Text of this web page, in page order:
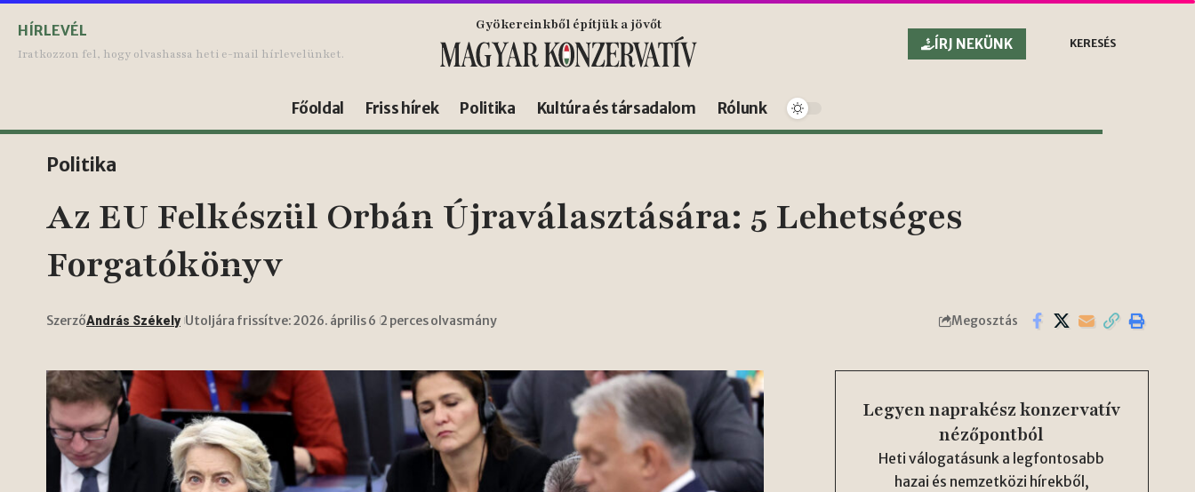
HÍRLEVÉL
Iratkozzon fel, hogy olvashassa heti e-mail hírlevelünket.
Gyökereinkből építjük a jövőt
ÍRJ NEKÜNK
KERESÉS
Főoldal Friss hírek Politika Kultúra és társadalom Rólunk
Politika
Az EU Felkészül Orbán Újraválasztására: 5 Lehetséges
Forgatókönyv
SzerzőAndrás Székely Utoljára frissítve: 2026. április 6 2 perces olvasmány Megosztás
Legyen naprakész konzervatív
nézőpontból
Heti válogatásunk a legfontosabb
hazai és nemzetközi hírekből,